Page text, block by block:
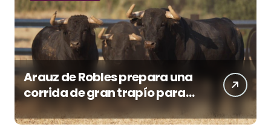
Arauz de Robles prepara una
corrida de gran trapío para
la despedida de Víctor Puerto
en Ciudad Real (Vídeo)